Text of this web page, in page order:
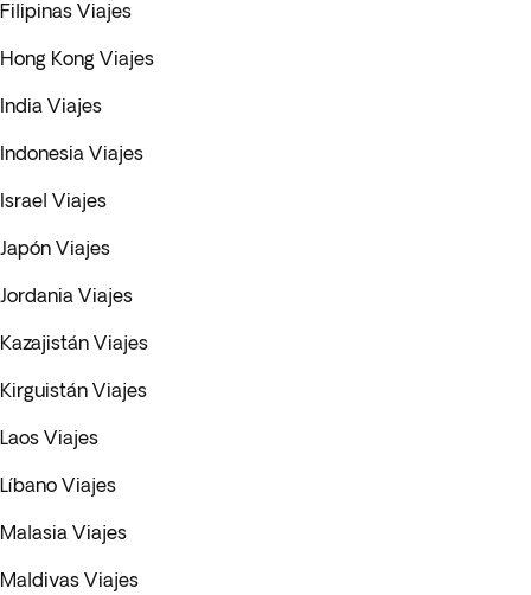
Filipinas Viajes
Hong Kong Viajes
India Viajes
Indonesia Viajes
Israel Viajes
Japón Viajes
Jordania Viajes
Kazajistán Viajes
Kirguistán Viajes
Laos Viajes
Líbano Viajes
Malasia Viajes
Maldivas Viajes